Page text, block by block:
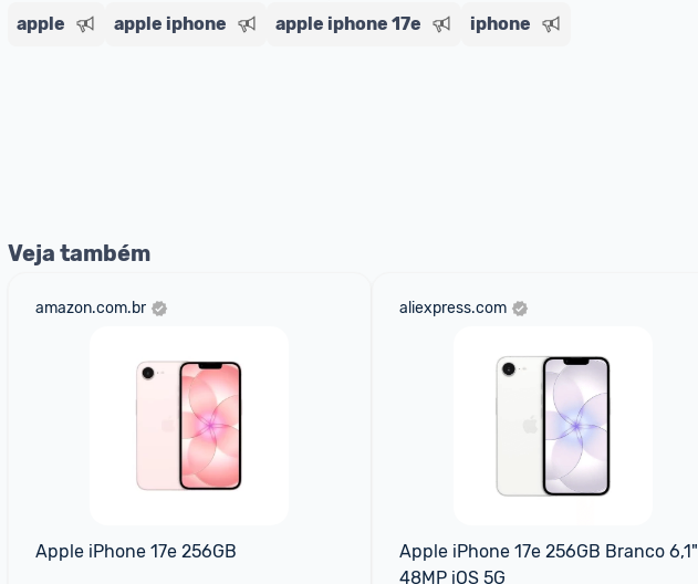
apple
apple iphone apple iphone 17e iphone
Veja também
amazon.com.br
Apple iPhone 17e 256GB
aliexpress.com
Apple iPhone 17e 256GB Branco 6,1"
48MP iOS 5G